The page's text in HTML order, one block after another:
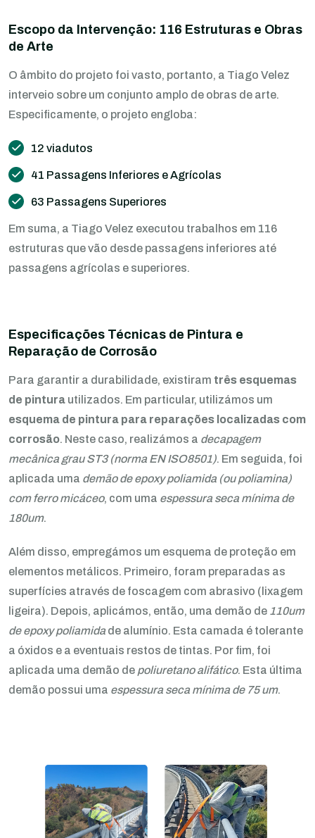
Escopo da Intervenção: 116 Estruturas e Obras
de Arte
O âmbito do projeto foi vasto, portanto, a Tiago Velez
interveio sobre um conjunto amplo de obras de arte.
Especificamente, o projeto engloba:
12 viadutos
41 Passagens Inferiores e Agrícolas
63 Passagens Superiores
Em suma, a Tiago Velez executou trabalhos em 116
estruturas que vão desde passagens inferiores até
passagens agrícolas e superiores.
Especificações Técnicas de Pintura e
Reparação de Corrosão
Para garantir a durabilidade, existiram três esquemas
de pintura utilizados. Em particular, utilizámos um
esquema de pintura para reparações localizadas com
corrosão. Neste caso, realizámos a decapagem
mecânica grau ST3 (norma EN ISO8501). Em seguida, foi
aplicada uma demão de epoxy poliamida (ou poliamina)
com ferro micáceo, com uma espessura seca mínima de
180um.
Além disso, empregámos um esquema de proteção em
elementos metálicos. Primeiro, foram preparadas as
superfícies através de foscagem com abrasivo (lixagem
ligeira). Depois, aplicámos, então, uma demão de 110um
de epoxy poliamidade alumínio. Esta camada é tolerante
a óxidos e a eventuais restos de tintas. Por fim, foi
aplicada uma demão de poliuretano alifático. Esta última
demão possui uma espessura seca mínima de 75 um.